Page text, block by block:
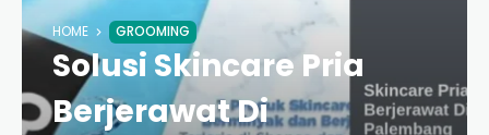
HOME GROOMING
Solusi Skincare Pria
Berjerawat Di